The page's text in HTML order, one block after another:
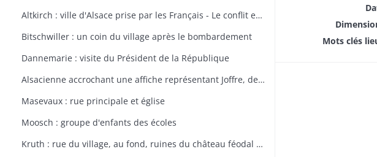
Altkirch : ville d'Alsace prise par les Français - Le conflit européen en 1914
Bitschwiller : un coin du village après le bombardement
Dannemarie : visite du Président de la République
Alsacienne accrochant une affiche représentant Joffre, dessin de Th. CROY
Masevaux : rue principale et église
Moosch : groupe d'enfants des écoles
Kruth : rue du village, au fond, ruines du château féodal de Wildenstein
Mots clés